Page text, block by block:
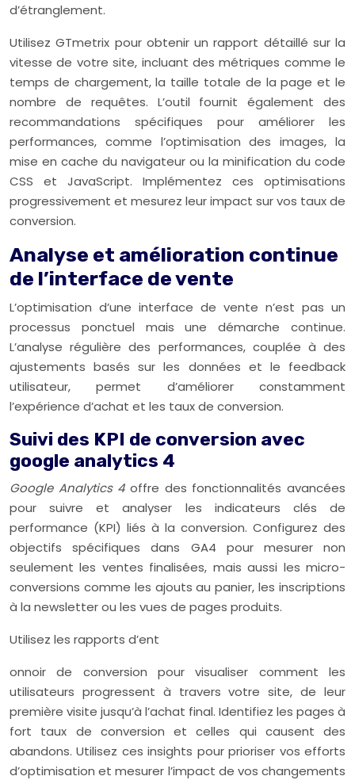
d’étranglement.
Utilisez GTmetrix pour obtenir un rapport détaillé sur la
vitesse de votre site, incluant des métriques comme le
temps de chargement, la taille totale de la page et le
nombre de requêtes. L’outil fournit également des
recommandations spécifiques pour améliorer les
performances, comme l’optimisation des images, la
mise en cache du navigateur ou la minification du code
CSS et JavaScript. Implémentez ces optimisations
progressivement et mesurez leur impact sur vos taux de
conversion.
Analyse et amélioration continue
de l’interface de vente
L’optimisation d’une interface de vente n’est pas un
processus ponctuel mais une démarche continue.
L’analyse régulière des performances, couplée à des
ajustements basés sur les données et le feedback
utilisateur, permet d’améliorer constamment
l’expérience d’achat et les taux de conversion.
Suivi des KPI de conversion avec
google analytics 4
Google Analytics 4 offre des fonctionnalités avancées
pour suivre et analyser les indicateurs clés de
performance (KPI) liés à la conversion. Configurez des
objectifs spécifiques dans GA4 pour mesurer non
seulement les ventes finalisées, mais aussi les micro-
conversions comme les ajouts au panier, les inscriptions
à la newsletter ou les vues de pages produits.
Utilisez les rapports d’ent
onnoir de conversion pour visualiser comment les
utilisateurs progressent à travers votre site, de leur
première visite jusqu’à l’achat final. Identifiez les pages à
fort taux de conversion et celles qui causent des
abandons. Utilisez ces insights pour prioriser vos efforts
d’optimisation et mesurer l’impact de vos changements